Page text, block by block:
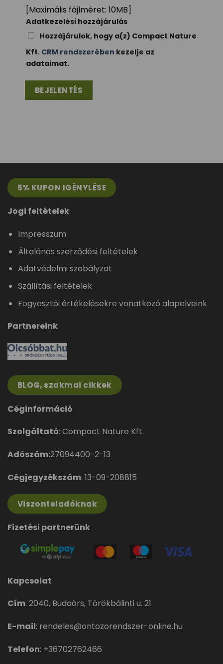
[Maximális fájlméret: 10MB]
Adatkezelési hozzájárulás
Hozzájárulok, hogy a(z) Compact Nature
Kft. CRM rendszerében kezelje az
adataimat.
5% KUPON IGÉNYLÉSE
Jogi feltételek
Impresszum
Általános szerződési feltételek
Adatvédelmi szabályzat
Szállítási feltételek
Fogyasztói értékelésekre vonatkozó alapelveink
Partnereink
BLOG, szakmai cikkek
Céginformáció
Szolgáltató: Compact Nature Kft.
Adószám:27094400-2-13
Cégjegyzékszám: 13-09-208815
Viszonteladóknak
Fizetési partnerünk
Kapcsolat
Cím: 2040, Budaörs, Törökbálinti u. 21.
E-mail: rendeles@ontozorendszer-online.hu
Telefon: +36702762466